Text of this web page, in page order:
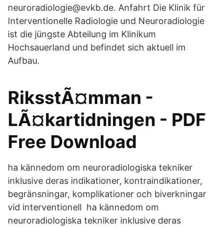
neuroradiologie@evkb.de. Anfahrt Die Klinik für
Interventionelle Radiologie und Neuroradiologie
ist die jüngste Abteilung im Klinikum
Hochsauerland und befindet sich aktuell im
Aufbau.
RiksstÃ¤mman -
LÃ¤kartidningen - PDF
Free Download
ha kännedom om neuroradiologiska tekniker
inklusive deras indikationer, kontraindikationer,
begränsningar, komplikationer och biverkningar
vid interventionell ha kännedom om
neuroradiologiska tekniker inklusive deras